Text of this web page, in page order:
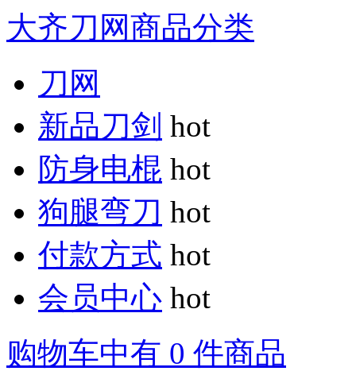
大齐刀网商品分类
刀网
新品刀剑 hot
防身电棍 hot
狗腿弯刀 hot
付款方式 hot
会员中心 hot
购物车中有 0 件商品